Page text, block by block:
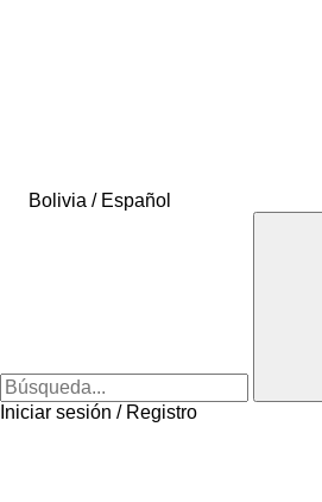
Bolivia / Español
Iniciar sesión / Registro